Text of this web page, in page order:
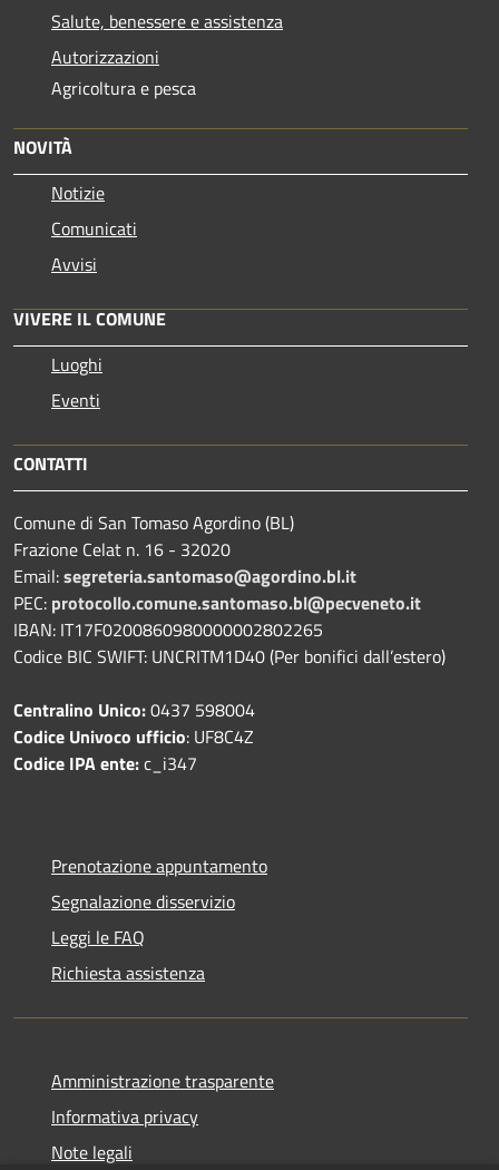
Salute, benessere e assistenza
Autorizzazioni
Agricoltura e pesca
NOVITÀ
Notizie
Comunicati
Avvisi
VIVERE IL COMUNE
Luoghi
Eventi
CONTATTI
Comune di San Tomaso Agordino (BL)
Frazione Celat n. 16 - 32020
Email:segreteria.santomaso@agordino.bl.it
PEC: protocollo.comune.santomaso.bl@pecveneto.it
IBAN: IT17F0200860980000002802265
Codice BIC SWIFT: UNCRITM1D40 (Per bonifici dall’estero)
Centralino Unico:0437 598004
Codice Univoco ufficio: UF8C4Z
Codice IPA ente:c_i347
Prenotazione appuntamento
Segnalazione disservizio
Leggi le FAQ
Richiesta assistenza
Amministrazione trasparente
Informativa privacy
Note legali